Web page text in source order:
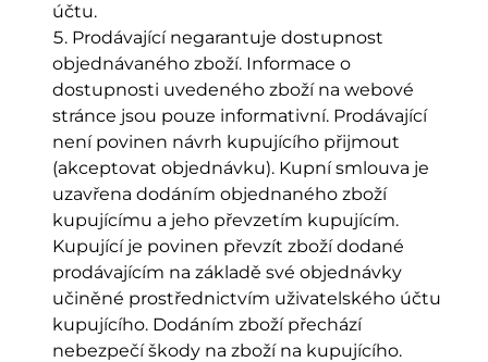
účtu.
Prodávající negarantuje dostupnost
objednávaného zboží. Informace o
dostupnosti uvedeného zboží na webové
stránce jsou pouze informativní. Prodávající
není povinen návrh kupujícího přijmout
(akceptovat objednávku). Kupní smlouva je
uzavřena dodáním objednaného zboží
kupujícímu a jeho převzetím kupujícím.
Kupující je povinen převzít zboží dodané
prodávajícím na základě své objednávky
učiněné prostřednictvím uživatelského účtu
kupujícího. Dodáním zboží přechází
nebezpečí škody na zboží na kupujícího.